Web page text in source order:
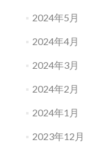
2024年5月
2024年4月
2024年3月
2024年2月
2024年1月
2023年12月